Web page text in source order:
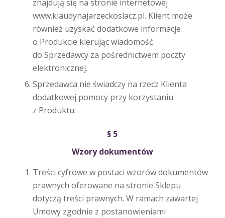
znajdują się na stronie internetowej
www.klaudynajarzeckoslacz.pl. Klient może
również uzyskać dodatkowe informacje
o Produkcie kierując wiadomość
do Sprzedawcy za pośrednictwem poczty
elektronicznej.
Sprzedawca nie świadczy na rzecz Klienta
dodatkowej pomocy przy korzystaniu
z Produktu.
§ 5
Wzory dokumentów
Treści cyfrowe w postaci wzorów dokumentów
prawnych oferowane na stronie Sklepu
dotyczą treści prawnych. W ramach zawartej
Umowy zgodnie z postanowieniami